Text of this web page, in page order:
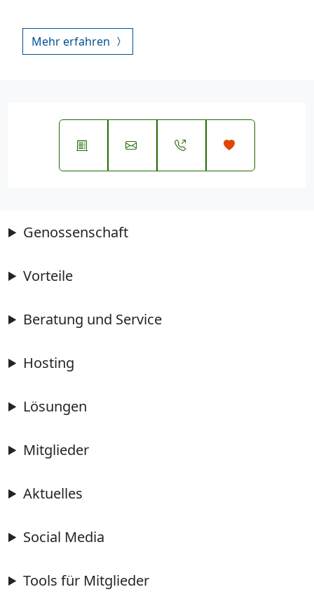
Mehr erfahren
Genossenschaft
Vorteile
Beratung und Service
Hosting
Lösungen
Mitglieder
Aktuelles
Social Media
Tools für Mitglieder